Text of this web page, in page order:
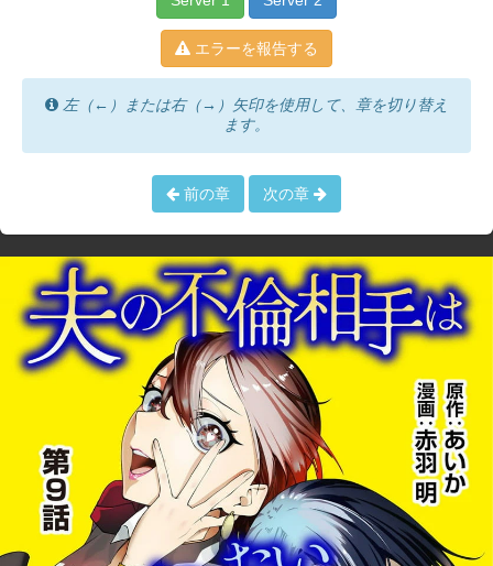
エラーを報告する
左（←）または右（→）矢印を使用して、章を切り替え
ます。
前の章 次の章